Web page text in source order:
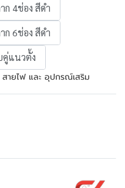
ก 4ช่อง สีดำ
ก 6ช่อง สีดำ
คู่แนวตั้ง
ายไฟ และ อุปกรณ์เสริม